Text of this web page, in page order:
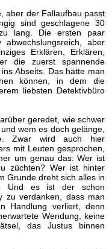
aber der Fallaufbau passt
sind geschlagene 30
lang. Die ersten paar
aber
Erklären, Erklären,
die zuerst spannende
Abseits. Das hätte man
können, in dem die
liebsten Detektivbüro
geredet, wie schwer
wem es doch gelänge,
Zwar wird auch hier
mit Leuten gesprochen,
um genau das: Wer ist
züchten? Wer ist hinter
Grunde dreht sich alles in
Und es ist der schon
zu verdanken, dass man
Handlung verliert, denn
Wendung, keine
das Justus binnen